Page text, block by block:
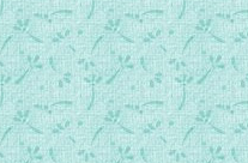
.mp3
洒（清唱）.mp3